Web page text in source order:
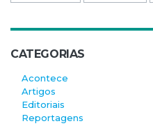
CATEGORIAS
Acontece
Artigos
Editoriais
Reportagens